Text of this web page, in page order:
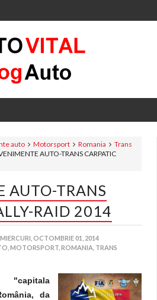
auto Motorsport Romania
Trans
AUTO-TRANS CARPATIC
AUTO-TRANS
RAID 2014
MIERCURI, OCTOMBRIE 01, 2014
MOTORSPORT, ROMANIA, TRANS
da